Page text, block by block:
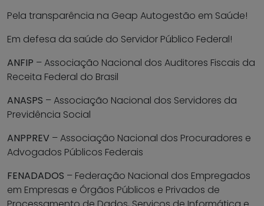
Pela transparência na Geap Autogestão em Saúde!
Em defesa da saúde do Servidor Público Federal!
ANFIP – Associação Nacional dos Auditores Fiscais da
Receita Federal do Brasil
ANASPS – Associação Nacional dos Servidores da
Previdência Social
ANPPREV – Associação Nacional dos Procuradores e
Advogados Públicos Federais
FENADADOS – Federação Nacional dos Empregados
em Empresas e Órgãos Públicos e Privados de